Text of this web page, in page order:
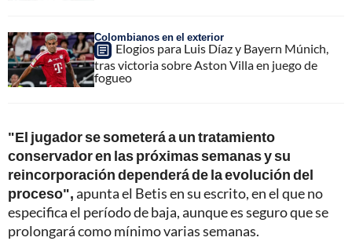
Colombianos en el exterior
Elogios para Luis Díaz y Bayern Múnich,
tras victoria sobre Aston Villa en juego de
fogueo
"El jugador se someterá a un tratamiento
conservador en las próximas semanas y su
reincorporación dependerá de la evolución del
proceso",apunta el Betis en su escrito, en el que no
especifica el período de baja, aunque es seguro que se
prolongará como mínimo varias semanas.